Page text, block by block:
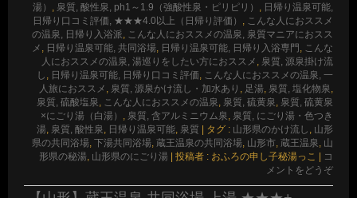
湯）
泉質, 酸性泉, ph1～1.9（強酸性泉・ピリピリ）
日帰り温泉可能,
日帰り口コミ評価, ★★★4.0以上（日帰り評価）
こんな人におススメ
の温泉, 日帰り入浴派
こんな人におススメの温泉, 泉質マニアにおスス
メ
日帰り温泉可能, 共同浴場 日帰り温泉可能, 日帰り入浴専門
こんな
人におススメの温泉, 湯巡りをしたい方におススメ
泉質, 源泉掛け流
し
日帰り温泉可能, 日帰り口コミ評価
こんな人におススメの温泉, 一
人旅におススメ
泉質, 源泉かけ流し・加水あり 足湯 泉質, 塩化物泉
泉質, 硫酸塩泉
こんな人におススメの温泉 泉質, 硫黄泉 泉質, 硫黄泉
×にごり湯（白湯）
泉質, 含アルミニウム泉 泉質, にごり湯・色つき
湯 泉質, 酸性泉 日帰り温泉可能 泉質 | タグ : 山形県のかけ流し
山形
県の共同浴場 下湯共同浴場 蔵王温泉の共同浴場 山形市 蔵王温泉 山
形県の秘湯 山形県のにごり湯 | 投稿者 : おふろの申し子秘湯っこ | コ
メントをどうぞ